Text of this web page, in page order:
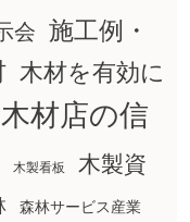
会 施工例・
木材を有効に
木材店の信
木製看板
木製資
森林サービス産業